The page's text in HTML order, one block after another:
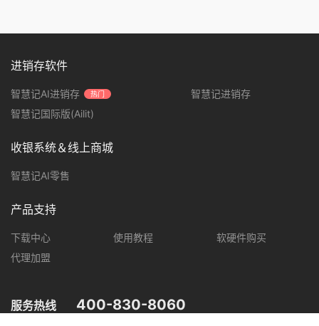
服务热线 400-830-8060
进销存软件
智慧记AI进销存 热门
智慧记进销存
智慧记国际版(Ailit)
收银系统＆线上商城
智慧记AI零售
产品支持
下载中心 使用教程
软硬件购买
代理加盟